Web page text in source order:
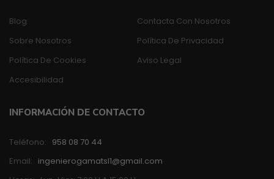
Blog
Contacta Con Nosotros
Sobre Nosotros
Política De Privacidad
Política De Cookies
Aviso Legal
Accesibilidad
INFORMACIÓN DE CONTACTO
Teléfono: 958 08 70 44
Email: ingenierogamatsl1@gmail.com